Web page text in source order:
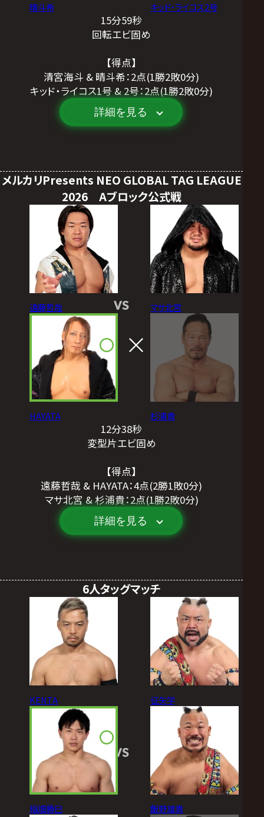
晴斗希 キッド・ライコス2号
15分59秒
回転エビ固め
【得点】
清宮海斗 & 晴斗希：2点(1勝2敗0分)
キッド・ライコス1号 & 2号：2点(1勝2敗0分)
詳細を見る
メルカリPresents NEO GLOBAL TAG LEAGUE
2026 Aブロック公式戦
遠藤哲哉
HAYATA
VS マサ北宮
杉浦貴
12分38秒
変型片エビ固め
【得点】
遠藤哲哉 & HAYATA：4点(2勝1敗0分)
マサ北宮 & 杉浦貴：2点(1勝2敗0分)
詳細を見る
6人タッグマッチ
KENTA
稲畑勝巳
VS
征矢学
飯野雄貴